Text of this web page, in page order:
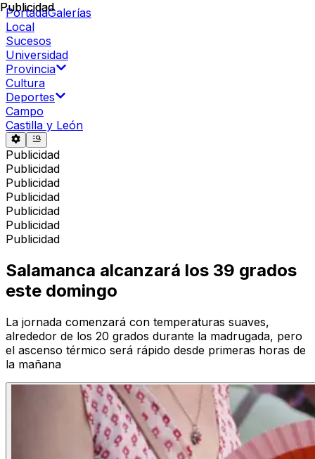
PortadaGalerías
Local
Sucesos
Universidad
Provincia
Cultura
Deportes
Campo
Castilla y León
Publicidad
Publicidad
Publicidad
Publicidad
Publicidad
Publicidad
Publicidad
Publicidad
Salamanca alcanzará los 39 grados
este domingo
La jornada comenzará con temperaturas suaves,
alrededor de los 20 grados durante la madrugada, pero
el ascenso térmico será rápido desde primeras horas de
la mañana
Publicidad